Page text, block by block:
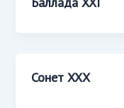
Сонет XXХ